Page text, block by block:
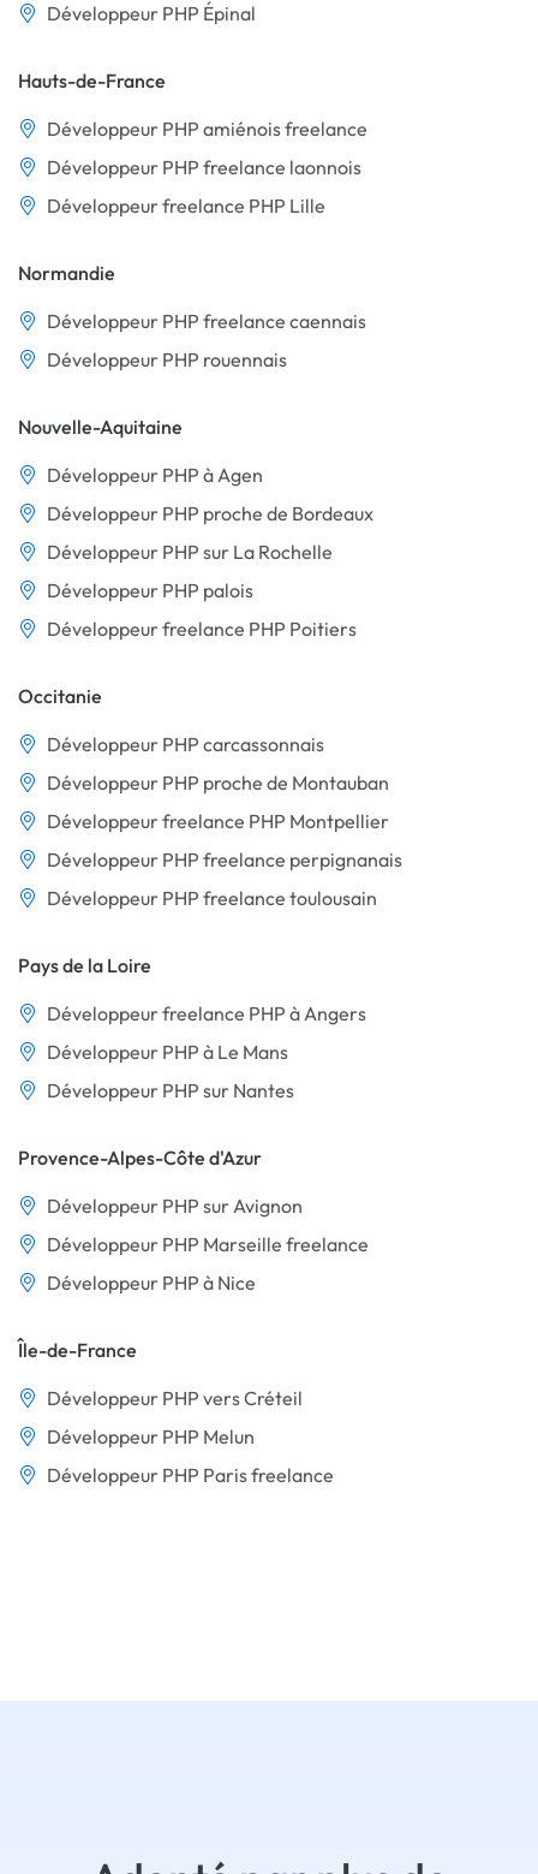
Développeur PHP Épinal
Hauts-de-France
Développeur PHP amiénois freelance
Développeur PHP freelance laonnois
Développeur freelance PHP Lille
Normandie
Développeur PHP freelance caennais
Développeur PHP rouennais
Nouvelle-Aquitaine
Développeur PHP à Agen
Développeur PHP proche de Bordeaux
Développeur PHP sur La Rochelle
Développeur PHP palois
Développeur freelance PHP Poitiers
Occitanie
Développeur PHP carcassonnais
Développeur PHP proche de Montauban
Développeur freelance PHP Montpellier
Développeur PHP freelance perpignanais
Développeur PHP freelance toulousain
Pays de la Loire
Développeur freelance PHP à Angers
Développeur PHP à Le Mans
Développeur PHP sur Nantes
Provence-Alpes-Côte d'Azur
Développeur PHP sur Avignon
Développeur PHP Marseille freelance
Développeur PHP à Nice
Île-de-France
Développeur PHP vers Créteil
Développeur PHP Melun
Développeur PHP Paris freelance